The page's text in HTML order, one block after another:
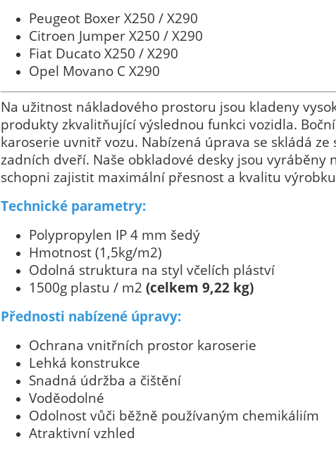
Peugeot Boxer X250 / X290
Citroen Jumper X250 / X290
Fiat Ducato X250 / X290
Opel Movano C X290
Na užitnost nákladového prostoru jsou kladeny
produkty zkvalitňující výslednou funkci vozidla.
karoserie uvnitř vozu. Nabízená úprava se skládá
zadních dveří. Naše obkladové desky jsou vyráběny
schopni zajistit maximální přesnost a kvalitu
Technické parametry:
Polypropylen IP 4 mm šedý
Hmotnost (1,5kg/m2)
Odolná struktura na styl včelích pláství
1500g plastu / m2 (celkem 9,22 kg)
Přednosti nabízené úpravy:
Ochrana vnitřních prostor karoserie
Lehká konstrukce
Snadná údržba a čištění
Voděodolné
Odolnost vůči běžně používaným chemikáliím
Atraktivní vzhled